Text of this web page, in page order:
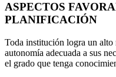
ASPECTOS
PLANIFICACIÓN
Toda institución logra un
autonomía ade­cuada a sus
el grado que tenga